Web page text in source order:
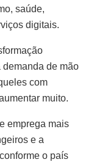
saúde,
digitais.
de mão
com
muito.
emprega mais
e a
o país